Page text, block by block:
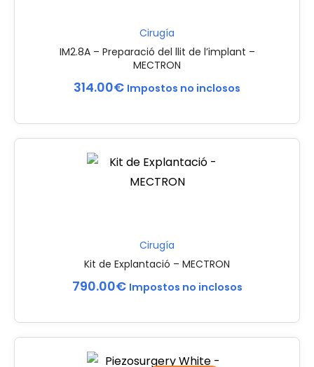
Cirugía
IM2.8A – Preparació del llit de l’implant –
MECTRON
314.00€ Impostos no inclosos
Cirugía
Kit de Explantació – MECTRON
790.00€ Impostos no inclosos